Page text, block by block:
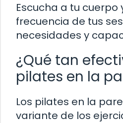
Escucha a tu cuerpo
frecuencia de tus
necesidades y
¿Qué tan
pilates en la
Los pilates en la
variante de los